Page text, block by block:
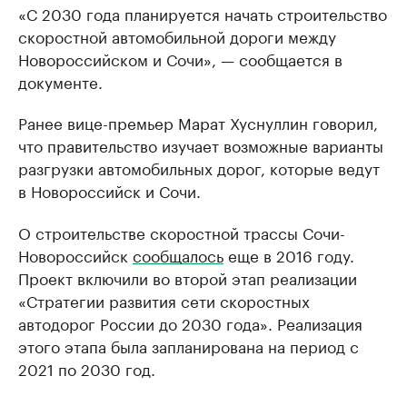
«С 2030 года планируется начать строительство
скоростной автомобильной дороги между
Новороссийском и Сочи», — сообщается в
документе.
Ранее вице-премьер Марат Хуснуллин говорил,
что правительство изучает возможные варианты
разгрузки автомобильных дорог, которые ведут
в Новороссийск и Сочи.
О строительстве скоростной трассы Сочи-
Новороссийск сообщалосьеще в 2016 году.
Проект включили во второй этап реализации
«Стратегии развития сети скоростных
автодорог России до 2030 года». Реализация
этого этапа была запланирована на период с
2021 по 2030 год.